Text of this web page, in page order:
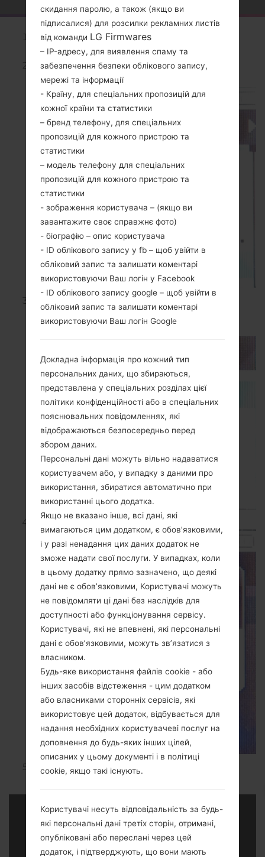
Увімкніть дисплей і відкрийте
меню.
Тепер перейдіть до "Скидання
налаштувань"(Reset Settings)
Налаштування
" виберіть
налаштувань
(Master Reset)
Коди підтвердження: 0000 або 1234
Чудово! Скидання налаштувань
скидання паролю, а також (якщо ви
підписалися) для розсилки рекламних листів
від команди LG Firmwares
– IP-адресу, для виявлення спаму та
забезпечення безпеки облікового запису,
мережі та інформації
- Країну, для спеціальних пропозицій для
кожної країни та статистики
– бренд телефону, для спеціальних
пропозицій для кожного пристрою та
статистики
– модель телефону для спеціальних
пропозицій для кожного пристрою та
статистики
- зображення користувача – (якщо ви
завантажите своє справжнє фото)
- біографію – опис користувача
- ID облікового запису у fb – щоб увійти в
обліковий запис та залишати коментарі
використовуючи Ваш логін у Facebook
- ID облікового запису google – щоб увійти в
обліковий запис та залишати коментарі
використовуючи Ваш логін Google
Докладна інформація про кожний тип
персональних даних, що збираються,
представлена у спеціальних розділах цієї
політики конфіденційності або в спеціальних
пояснювальних повідомленнях, які
відображаються безпосередньо перед
збором даних.
Персональні дані можуть вільно надаватися
користувачем або, у випадку з даними про
використання, збиратися автоматично при
використанні цього додатка.
Якщо не вказано інше, всі дані, які
вимагаються цим додатком, є обов’язковими,
і у разі ненадання цих даних додаток не
зможе надати свої послуги. У випадках, коли
в цьому додатку прямо зазначено, що деякі
дані не є обов’язковими, Користувачі можуть
не повідомляти ці дані без наслідків для
доступності або функціонування сервісу.
Користувачі, які не впевнені, які персональні
дані є обов’язковими, можуть зв’язатися з
власником.
Будь-яке використання файлів cookie - або
інших засобів відстеження - цим додатком
або власниками сторонніх сервісів, які
використовує цей додаток, відбувається для
надання необхідних користувачеві послуг на
доповнення до будь-яких інших цілей,
описаних у цьому документі і в політиці
cookie, якщо такі існують.
Користувачі несуть відповідальність за будь-
які персональні дані третіх сторін, отримані,
опубліковані або переслані через цей
додаток, і підтверджують, що вони мають